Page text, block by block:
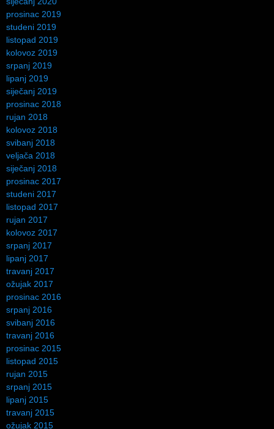
prosinac 2019
studeni 2019
listopad 2019
kolovoz 2019
srpanj 2019
lipanj 2019
siječanj 2019
prosinac 2018
rujan 2018
kolovoz 2018
svibanj 2018
veljača 2018
siječanj 2018
prosinac 2017
studeni 2017
listopad 2017
rujan 2017
kolovoz 2017
srpanj 2017
lipanj 2017
travanj 2017
ožujak 2017
prosinac 2016
srpanj 2016
svibanj 2016
travanj 2016
prosinac 2015
listopad 2015
rujan 2015
srpanj 2015
lipanj 2015
travanj 2015
ožujak 2015